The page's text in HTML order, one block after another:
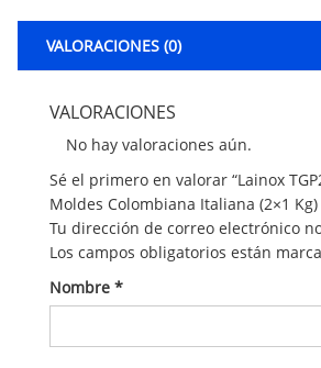
VALORACIONES (0)
VALORACIONES
No hay valoraciones aún.
Sé el primero en valorar “Lainox
Moldes Colombiana Italiana (2×1 Kg)
Tu dirección de correo electrónico
Los campos obligatorios están
Nombre *